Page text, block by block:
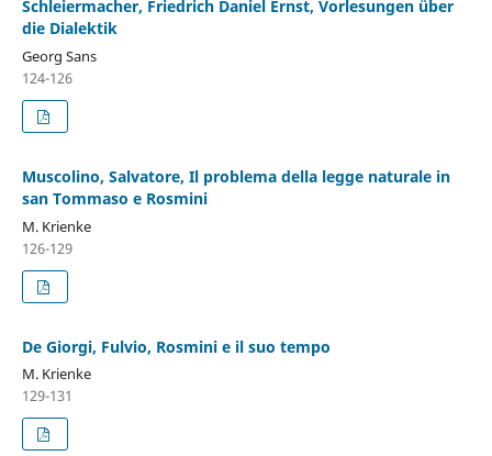
Schleiermacher, Friedrich Daniel Ernst, Vorlesungen über
die Dialektik
Georg Sans
124-126
Muscolino, Salvatore, Il problema della legge naturale in
san Tommaso e Rosmini
M. Krienke
126-129
De Giorgi, Fulvio, Rosmini e il suo tempo
M. Krienke
129-131